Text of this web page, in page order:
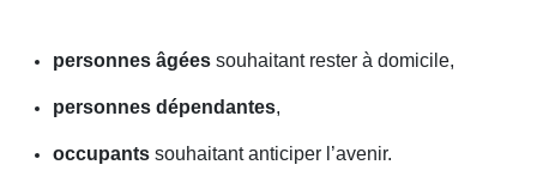
personnes âgées souhaitant rester à domicile,
personnes dépendantes,
occupants souhaitant anticiper l’avenir.